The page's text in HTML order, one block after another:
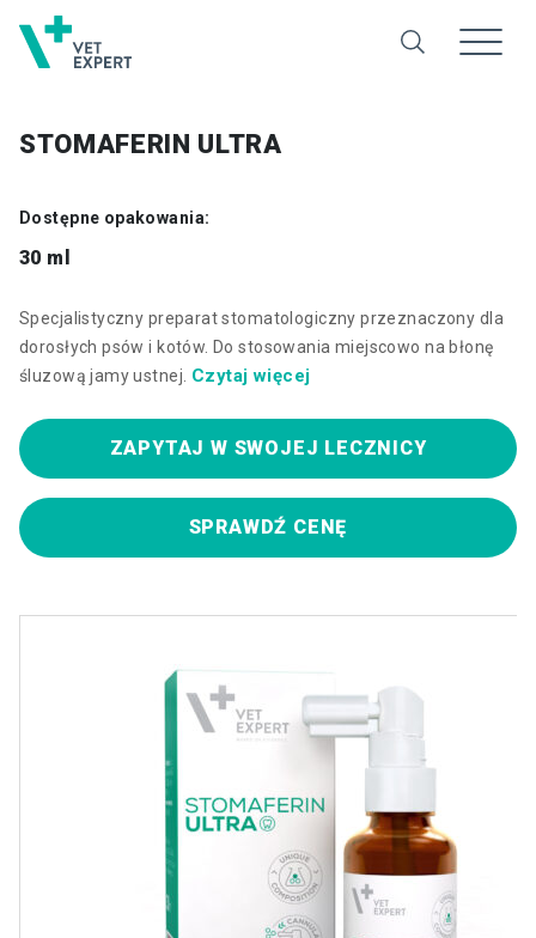
STOMAFERIN ULTRA
Dostępne opakowania:
30 ml
Specjalistyczny preparat stomatologiczny przeznaczony dla
dorosłych psów i kotów. Do stosowania miejscowo na błonę
śluzową jamy ustnej. Czytaj więcej
ZAPYTAJ W SWOJEJ LECZNICY
SPRAWDŹ CENĘ